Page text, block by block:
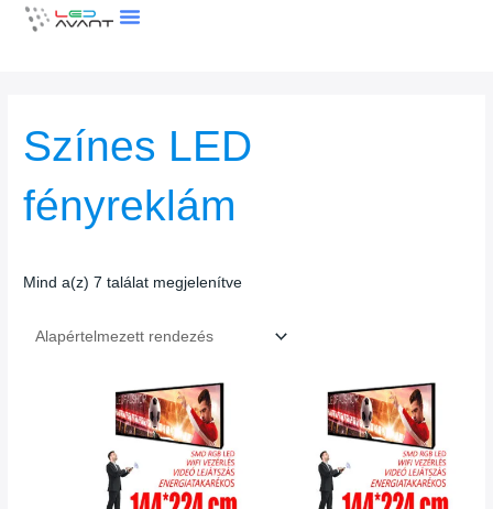
Skip
Színes LED
fényreklám
Mind a(z) 7 találat megjelenítve